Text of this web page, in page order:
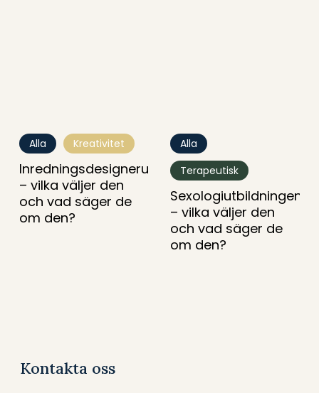
–
vilka
väljer
den
och
säger
Alla Kreativitet
Inredningsdesignerutbildningen
– vilka väljer den
och vad säger de
om den?
–
vilka
väljer
den
och
vad
säger
de
Alla
Terapeutisk
Sexologiutbildningen
– vilka väljer den
och vad säger de
om den?
Kontakta oss